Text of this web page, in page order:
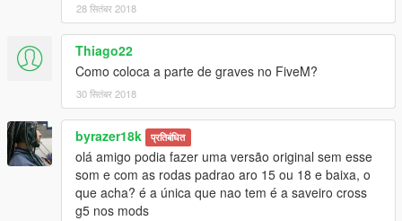
28 सितंबर 2018
Thiago22
Como coloca a parte de graves no FiveM?
30 सितंबर 2018
byrazer18k प्रतिबंधित
olá amigo podia fazer uma versão original sem esse
som e com as rodas padrao aro 15 ou 18 e baixa, o
que acha? é a única que nao tem é a saveiro cross
g5 nos mods